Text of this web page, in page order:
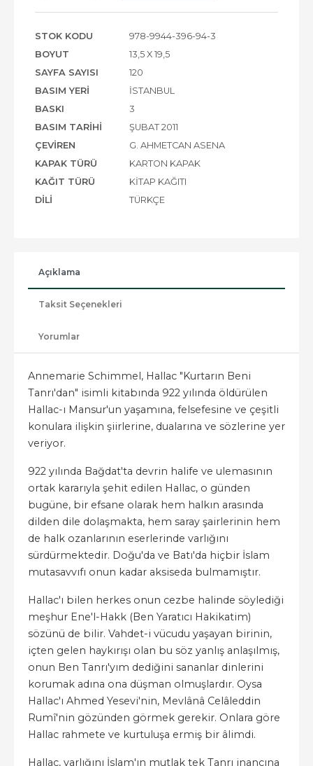
STOK KODU
978-9944-396-94-3
BOYUT
13,5 X 19,5
SAYFA SAYISI
120
BASIM YERI
İSTANBUL
BASKI
3
BASIM TARIHI
ŞUBAT 2011
ÇEVIREN
G. AHMETCAN ASENA
KAPAK TÜRÜ
KARTON KAPAK
KAĞIT TÜRÜ
KITAP KAĞITI
DILI
TÜRKÇE
Açıklama
Taksit Seçenekleri
Yorumlar
Annemarie Schimmel, Hallac "Kurtarın Beni
Tanrı'dan" isimli kitabında 922 yılında öldürülen
Hallac-ı Mansur'un yaşamına, felsefesine ve çeşitli
konulara ilişkin şiirlerine, dualarına ve sözlerine yer
veriyor.
922 yılında Bağdat'ta devrin halife ve ulemasının
ortak kararıyla şehit edilen Hallac, o günden
bugüne, bir efsane olarak hem halkın arasında
dilden dile dolaşmakta, hem saray şairlerinin hem
de halk ozanlarının eserlerinde varlığını
sürdürmektedir. Doğu'da ve Batı'da hiçbir İslam
mutasavvıfı onun kadar aksiseda bulmamıştır.
Hallac'ı bilen herkes onun cezbe halinde söylediği
meşhur Ene'l-Hakk (Ben Yaratıcı Hakikatim)
sözünü de bilir. Vahdet-i vücudu yaşayan birinin,
içten gelen haykırışı olan bu söz yanlış anlaşılmış,
onun Ben Tanrı'yım dediğini sananlar dinlerini
korumak adına ona düşman olmuşlardır. Oysa
Hallac'ı Ahmed Yesevi'nin, Mevlânâ Celâleddin
Rumî'nin gözünden görmek gerekir. Onlara göre
Hallac rahmete ve kurtuluşa ermiş bir âlimdi.
Hallac, varlığını İslam'ın mutlak tek Tanrı inancına